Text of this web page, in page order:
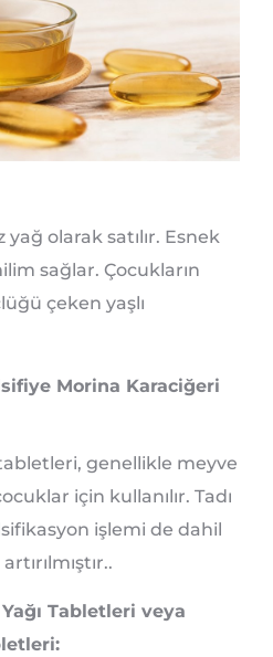
olarak satılır. Esnek
sağlar. Çocukların
çeken yaşlı
Morina Karaciğeri
genellikle meyve
için kullanılır. Tadı
işlemi de dahil
Tabletleri veya